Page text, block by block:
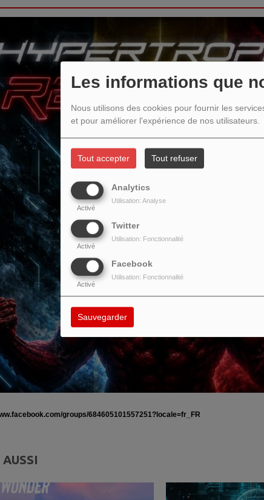
Les informations que
Nous utilisons des cookies pour fournir les
et pour améliorer l'expérience de nos utilisateurs.
Tout accepter Tout refuser
Analytics
Activé
Utilisation: Analyse
Twitter
Activé
Utilisation: Fonctionnalité
Facebook
Activé
Utilisation: Fonctionnalité
Sauvegarder
groups/684605101557251?locale=fr_FR